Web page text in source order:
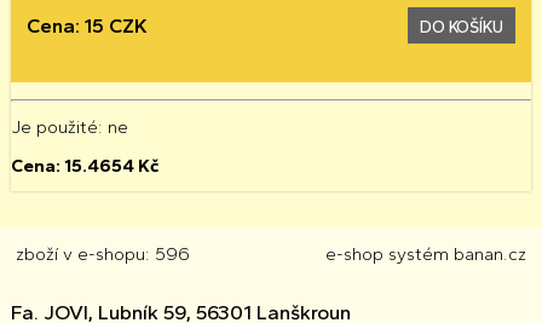
Cena: 15 CZK DO KOŠÍKU
Je použité: ne
Cena: 15.4654Kč
zboží v e-shopu: 596 e-shop systém banan.cz
Fa. JOVI, Lubník 59, 56301 Lanškroun